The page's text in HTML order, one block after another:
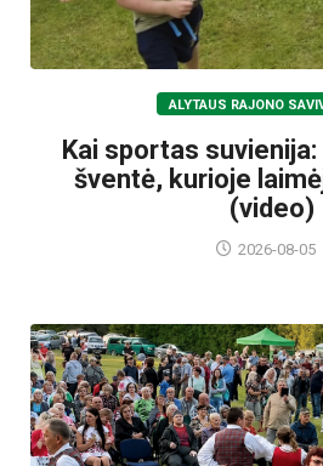
ALYTAUS RAJONO
Kai sportas
šventė, kurioje
(video)
2026-08-05